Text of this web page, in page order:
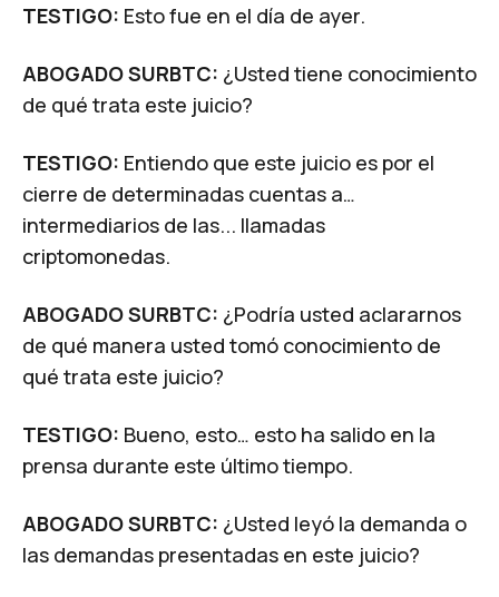
TESTIGO: Esto fue en el día de ayer.
ABOGADO SURBTC: ¿Usted tiene conocimiento
de qué trata este juicio?
TESTIGO: Entiendo que este juicio es por el
cierre de determinadas cuentas a…
intermediarios de las... llamadas
criptomonedas.
ABOGADO SURBTC: ¿Podría usted aclararnos
de qué manera usted tomó conocimiento de
qué trata este juicio?
TESTIGO: Bueno, esto… esto ha salido en la
prensa durante este último tiempo.
ABOGADO SURBTC: ¿Usted leyó la demanda o
las demandas presentadas en este juicio?